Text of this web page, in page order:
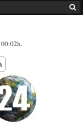
00:02h.